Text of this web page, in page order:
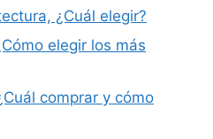
¿Cuál elegir?
elegir los más
comprar y cómo